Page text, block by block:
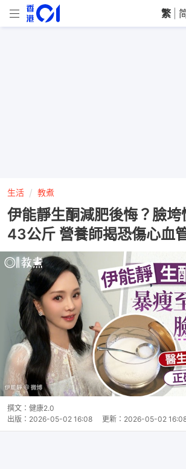
繁
生活 教煮
伊能靜生酮減肥後悔？臉垮
43公斤 營養師揭恐傷心血
撰文： 健康2.0
出版： 2026-05-02 16:08 更新： 2026-05-02